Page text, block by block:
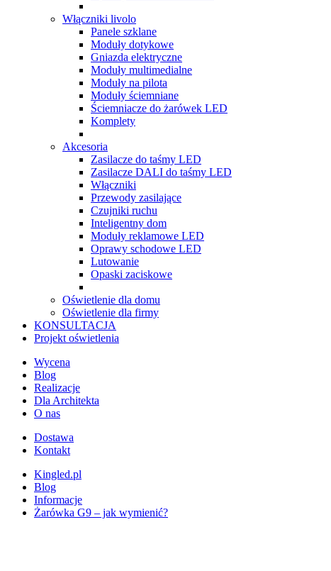
Włączniki livolo
Panele szklane
Moduły dotykowe
Gniazda elektryczne
Moduły multimedialne
Moduły na pilota
Moduły ściemniane
Ściemniacze do żarówek LED
Komplety
Akcesoria
Zasilacze do taśmy LED
Zasilacze DALI do taśmy LED
Włączniki
Przewody zasilające
Czujniki ruchu
Inteligentny dom
Moduły reklamowe LED
Oprawy schodowe LED
Lutowanie
Opaski zaciskowe
Oświetlenie dla domu
Oświetlenie dla firmy
KONSULTACJA
Projekt oświetlenia
Wycena
Blog
Realizacje
Dla Architekta
O nas
Dostawa
Kontakt
Kingled.pl
Blog
Informacje
Żarówka G9 – jak wymienić?